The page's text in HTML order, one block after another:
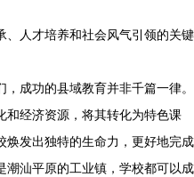
、人才培养和社会风气引领的关键
成功的县域教育并非千篇一律。
和经济资源，将其转化为特色课
焕发出独特的生命力，更好地完成
潮汕平原的工业镇，学校都可以成